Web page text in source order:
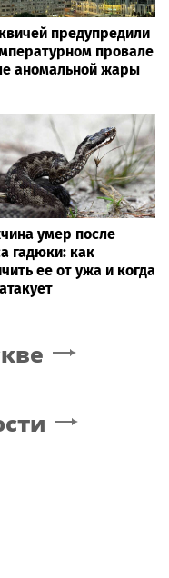
предупредили
провале
аномальной жары
умер после
гадюки: как
ее от ужа и когда